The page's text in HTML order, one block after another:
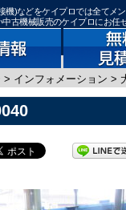
)などをケイプロでは全てメ
古機械販売のケイプロにお任
> インフォメーション >